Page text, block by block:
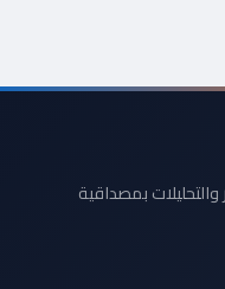
والتحليلات بمصداقية